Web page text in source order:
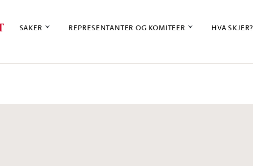
SAKER REPRESENTANTER OG KOMITEER HVA SKJER?